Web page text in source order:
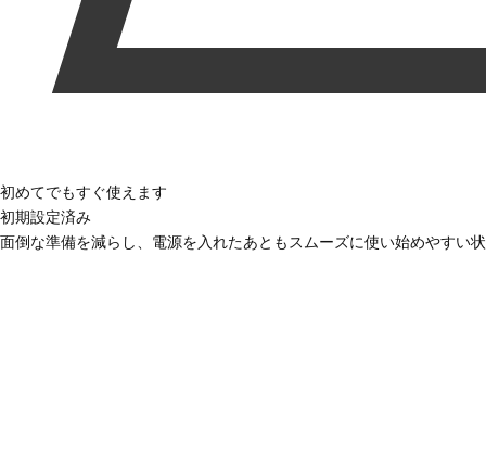
初めてでもすぐ使えます
初期設定済み
面倒な準備を減らし、電源を入れたあともスムーズに使い始めやすい